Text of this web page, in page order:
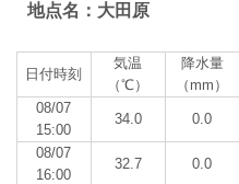
地点名：大田原
日付時刻
気温
（℃）
降水量
（mm）
08/07
15:00
34.0 0.0
08/07
16:00
32.7 0.0